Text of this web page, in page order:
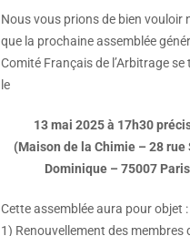
Nous vous prions de bien vouloir
que la prochaine assemblée
Comité Français de l’Arbitrage se
le
13 mai 2025 à 17h30
(Maison de la Chimie – 28 rue
Dominique – 75007
Cette assemblée aura pour objet :
1) Renouvellement des membres